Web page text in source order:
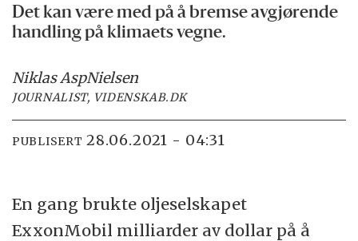
Det kan være med på å bremse avgjørende
handling på klimaets vegne.
Niklas AspNielsen
JOURNALIST, VIDENSKAB.DK
PUBLISERT 28.06.2021 - 04:31
En gang brukte oljeselskapet
ExxonMobil milliarder av dollar på å